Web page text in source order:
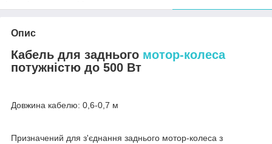
Опис
Кабель для заднього мотор-колеса
потужністю до 500 Вт
Довжина кабелю: 0,6-0,7 м
Призначений для з'єднання заднього мотор-колеса з